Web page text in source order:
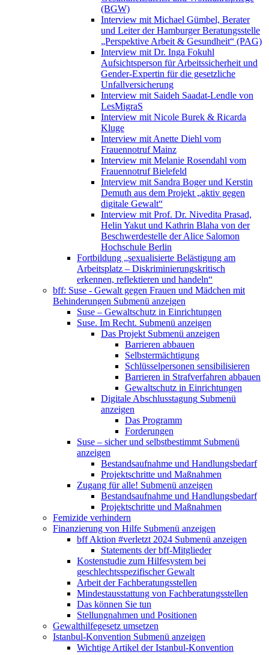
(BGW)
Interview mit Michael Gümbel, Berater
und Leiter der Hamburger Beratungsstelle
„Perspektive Arbeit & Gesundheit“ (PAG)
Interview mit Dr. Inga Fokuhl
Aufsichtsperson für Arbeitssicherheit und
Gender-Expertin für die gesetzliche
Unfallversicherung
Interview mit Saideh Saadat-Lendle von
LesMigraS
Interview mit Nicole Burek & Ricarda
Kluge
Interview mit Anette Diehl vom
Frauennotruf Mainz
Interview mit Melanie Rosendahl vom
Frauennotruf Bielefeld
Interview mit Sandra Boger und Kerstin
Demuth aus dem Projekt „aktiv gegen
digitale Gewalt“
Interview mit Prof. Dr. Nivedita Prasad,
Helin Yakut und Kathrin Blaha von der
Beschwerdestelle der Alice Salomon
Hochschule Berlin
Fortbildung „sexualisierte Belästigung am
Arbeitsplatz – Diskriminierungskritisch
erkennen, reflektieren und handeln“
bff: Suse - Gewalt gegen Frauen und Mädchen mit
Behinderungen Submenü anzeigen
Suse – Gewaltschutz in Einrichtungen
Suse. Im Recht. Submenü anzeigen
Das Projekt Submenü anzeigen
Barrieren abbauen
Selbstermächtigung
Schlüsselpersonen sensibilisieren
Barrieren in Strafverfahren abbauen
Gewaltschutz in Einrichtungen
Digitale Abschlusstagung Submenü
anzeigen
Das Programm
Forderungen
Suse – sicher und selbstbestimmt Submenü
anzeigen
Bestandsaufnahme und Handlungsbedarf
Projektschritte und Maßnahmen
Zugang für alle! Submenü anzeigen
Bestandsaufnahme und Handlungsbedarf
Projektschritte und Maßnahmen
Femizide verhindern
Finanzierung von Hilfe Submenü anzeigen
bff Aktion #verletzt 2024 Submenü anzeigen
Statements der bff-Mitglieder
Kostenstudie zum Hilfesystem bei
geschlechtsspezifischer Gewalt
Arbeit der Fachberatungsstellen
Mindestausstattung von Fachberatungsstellen
Das können Sie tun
Stellungnahmen und Positionen
Gewalthilfegesetz umsetzen
Istanbul-Konvention Submenü anzeigen
Wichtige Artikel der Istanbul-Konvention